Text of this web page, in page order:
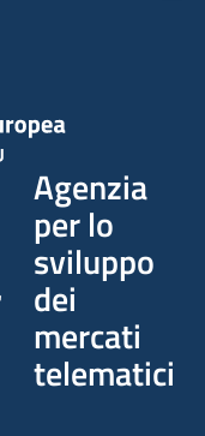
Agenzia
per lo
sviluppo
dei
mercati
telematici